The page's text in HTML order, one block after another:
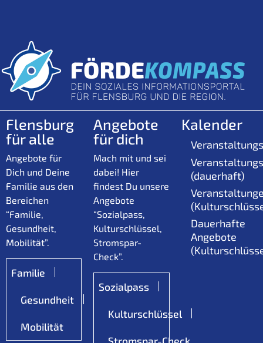
Flensburg
für alle
Angebote für
Dich und Deine
Familie aus den
Bereichen
“Familie,
Gesundheit,
Mobilität”.
Familie
Gesundheit
Mobilität
Angebote
für dich
Mach mit und sei
dabei! Hier
findest Du unsere
Angebote
“Sozialpass,
Kulturschlüssel,
Stromspar-
Check”.
Sozialpass
Kulturschlüssel
Stromspar-Check
Kalender
(dauerhaft)
Dauerhafte
Angebote